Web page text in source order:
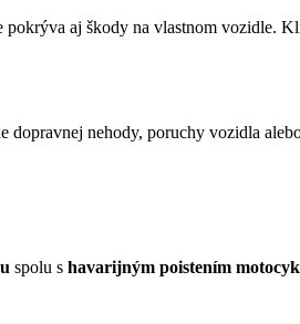
aj škody na vlastnom vozidle.
nehody, poruchy vozidla
spolu s havarijným poistením